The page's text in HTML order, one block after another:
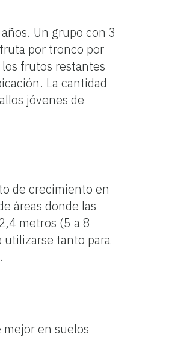
Un grupo con 3
por tronco por
frutos restantes
La cantidad
jóvenes de
de crecimiento en
áreas donde las
metros (5 a 8
utilizarse tanto para
mejor en suelos